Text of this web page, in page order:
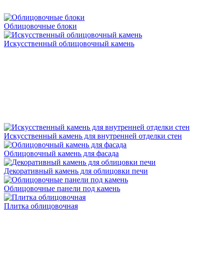
Облицовочные блоки
Искусственный облицовочный камень
Искусственный камень для внутренней отделки стен
Облицовочный камень для фасада
Декоративный камень для облицовки печи
Облицовочные панели под камень
Плитка облицовочная